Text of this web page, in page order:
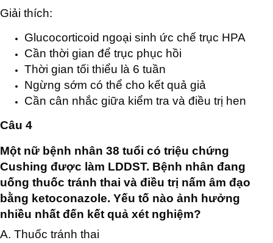
Giải thích:
Glucocorticoid ngoại sinh ức chế trục HPA
Cần thời gian để trục phục hồi
Thời gian tối thiểu là 6 tuần
Ngừng sớm có thể cho kết quả giả
Cần cân nhắc giữa kiểm tra và điều trị hen
Câu 4
Một nữ bệnh nhân 38 tuổi có triệu chứng
Cushing được làm LDDST. Bệnh nhân đang
uống thuốc tránh thai và điều trị nấm âm đạo
bằng ketoconazole. Yếu tố nào ảnh hưởng
nhiều nhất đến kết quả xét nghiệm?
A. Thuốc tránh thai